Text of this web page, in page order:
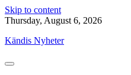
Skip to content
Thursday, August 6, 2026
Kändis Nyheter